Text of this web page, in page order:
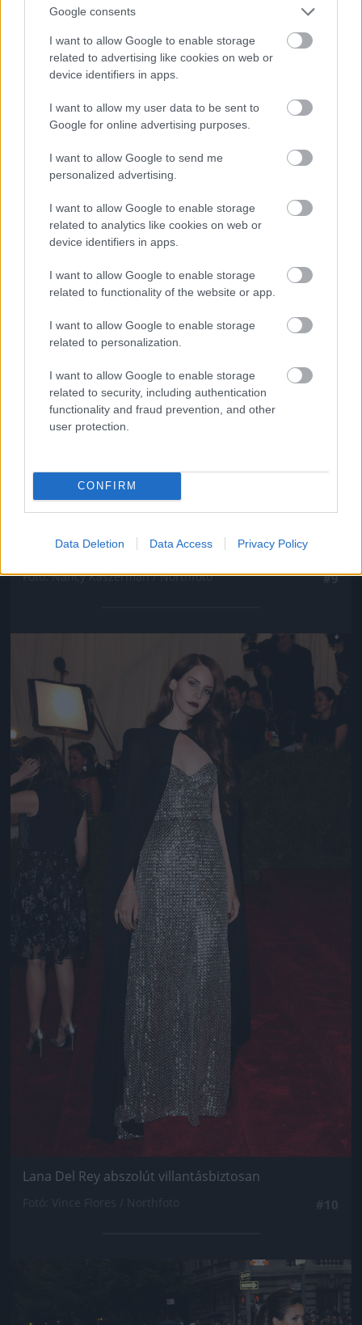
Google consents
I want to allow Google to enable storage
related to advertising like cookies on web or
device identifiers in apps.
I want to allow my user data to be sent to
Google for online advertising purposes.
I want to allow Google to send me
personalized advertising.
I want to allow Google to enable storage
related to analytics like cookies on web or
device identifiers in apps.
I want to allow Google to enable storage
related to functionality of the website or app.
I want to allow Google to enable storage
related to personalization.
I want to allow Google to enable storage
related to security, including authentication
functionality and fraud prevention, and other
user protection.
CONFIRM
Data Deletion Data Access Privacy Policy
Jön még kép!
Persze sokkal többet mutatott a hátából
Fotó: Nancy Kaszerman / Northfoto #9
Jön még kép!
Lana Del Rey abszolút villantásbiztosan